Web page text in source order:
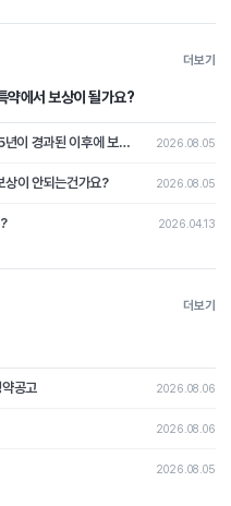
더보기
약에서 보상이 될가요?
과거에 폐암진단을 받고 치료이력이 없는 경우 5년이 경과된 이후에 보험가입시 폐암이 발병될 경우 보상이 가능할가요? 2026.08.05
상이 안되는건가요? 2026.08.05
2026.04.13
더보기
공고 2026.08.06
2026.08.06
2026.08.05